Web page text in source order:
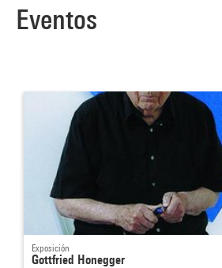
Eventos
Exposición
Gottfried Honegger